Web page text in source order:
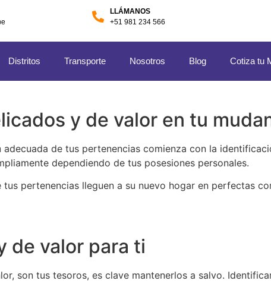
LLÁMANOS
+51 981 234 566
Distritos Transporte Nosotros Blog Cotiza tu
y de valor en tu
de tus pertenencias comienza con la
dependiendo de tus posesiones personales.
pertenencias lleguen a su nuevo hogar en perfectas
de valor para ti
son tus tesoros, es clave mantenerlos a salvo.